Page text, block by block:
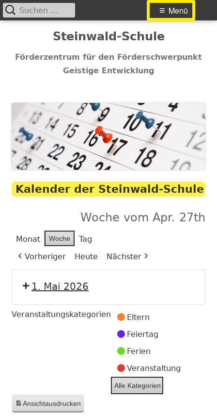
Inhalt
Steinwald-Schule
Förderzentrum für den Förderschwerpunkt
Geistige Entwicklung
Primäres
Menü
Suchen
nach:
Kalender der Steinwald-Schule
Woche vom Apr. 27th
Monat Woche
Tag
Vorheriger
Heute Nächster
1. Mai 2026
Veranstaltungskategorien
Eltern
Feiertag
Ferien
Veranstaltung
Alle Kategorien
Ansichtausdrucken